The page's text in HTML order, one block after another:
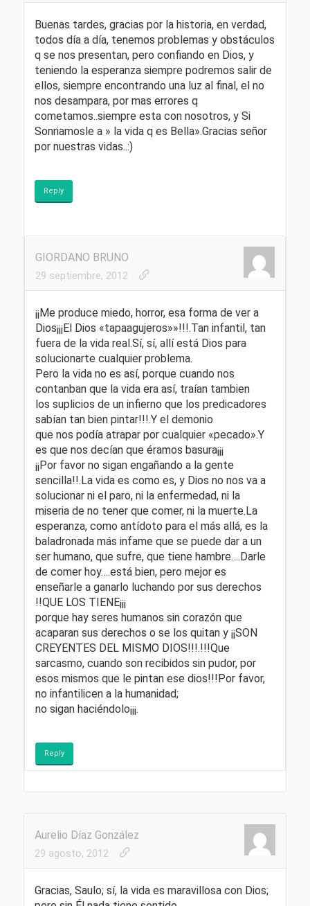
Buenas tardes, gracias por la historia, en verdad,
todos día a día, tenemos problemas y obstáculos
q se nos presentan, pero confiando en Dios, y
teniendo la esperanza siempre podremos salir de
ellos, siempre encontrando una luz al final, el no
nos desampara, por mas errores q
cometamos..siempre esta con nosotros, y Si
Sonriamosle a » la vida q es Bella».Gracias señor
por nuestras vidas..:)
Reply
GIORDANO BRUNO
29 septiembre, 2012
¡¡Me produce miedo, horror, esa forma de ver a
Dios¡¡¡El Dios «tapaagujeros»»!!!.Tan infantil, tan
fuera de la vida real.Sí, sí, allí está Dios para
solucionarte cualquier problema.
Pero la vida no es así, porque cuando nos
contanban que la vida era así, traían tambien
los suplicios de un infierno que los predicadores
sabían tan bien pintar!!!.Y el demonio
que nos podía atrapar por cualquier «pecado».Y
es que nos decían que éramos basura¡¡¡
¡¡Por favor no sigan engañando a la gente
sencilla!!.La vida es como es, y Dios no nos va a
solucionar ni el paro, ni la enfermedad, ni la
miseria de no tener que comer, ni la muerte.La
esperanza, como antídoto para el más allá, es la
baladronada más infame que se puede dar a un
ser humano, que sufre, que tiene hambre….Darle
de comer hoy….está bien, pero mejor es
enseñarle a ganarlo luchando por sus derechos
!!QUE LOS TIENE¡¡¡
porque hay seres humanos sin corazón que
acaparan sus derechos o se los quitan y ¡¡SON
CREYENTES DEL MISMO DIOS!!!.!!!Que
sarcasmo, cuando son recibidos sin pudor, por
esos mismos que le pintan ese dios!!!Por favor,
no infantilicen a la humanidad;
no sigan haciéndolo¡¡¡.
Reply
Aurelio Díaz González
29 agosto, 2012
Gracias, Saulo; sí, la vida es maravillosa con Dios;